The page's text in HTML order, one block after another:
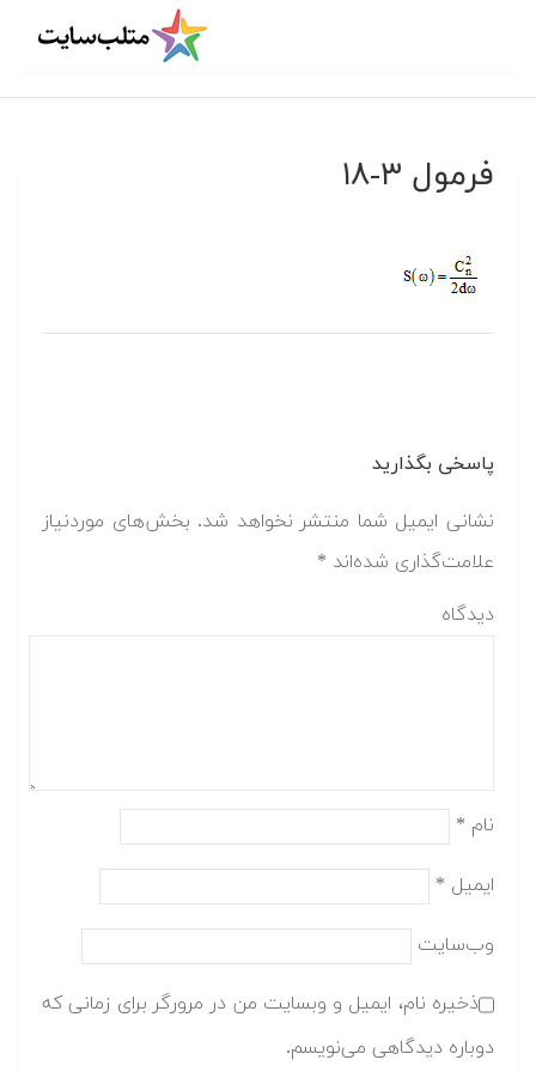
فرمول ۳-۱۸
پاسخی بگذارید
نشانی ایمیل شما منتشر نخواهد شد. بخش‌های موردنیاز
علامت‌گذاری شده‌اند *
دیدگاه
نام *
ایمیل *
وب‌سایت
ذخیره نام، ایمیل و وبسایت من در مرورگر برای زمانی که
دوباره دیدگاهی می‌نویسم.